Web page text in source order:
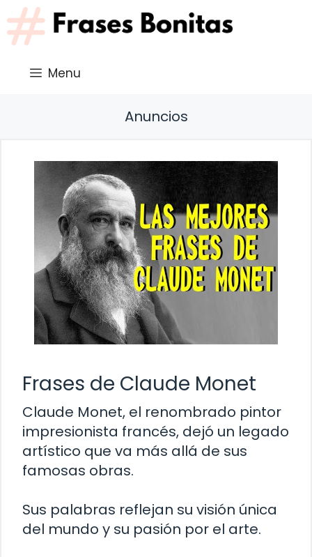
Saltar
al
contenido
Menu
Anuncios
Frases de Claude Monet
Claude Monet, el renombrado pintor
impresionista francés, dejó un legado
artístico que va más allá de sus
famosas obras.
Sus palabras reflejan su visión única
del mundo y su pasión por el arte.